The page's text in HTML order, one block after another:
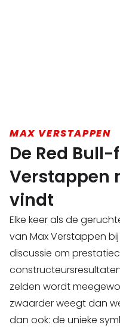
MAX VERSTAPPEN
De Red
Verstappen
vindt
Elke keer als de
van Max Verstappen
discussie om
zelden wordt
zwaarder weegt dan
dan ook: de unieke